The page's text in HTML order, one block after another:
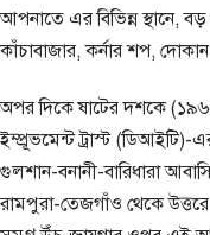
আপনাতে এর বিভিন্ন স্থানে,
কাঁচাবাজার, কর্নার শপ,
অপর দিকে ষাটের দশকে
ইম্প্রূভমেন্ট ট্রাস্ট (ডিআইটি)-
গুলশান-বনানী-বারিধারা
রামপুরা-তেজগাঁও থেকে উত্তরে